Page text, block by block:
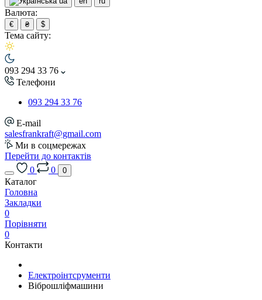
Валюта:
€ ₴ $
Тема сайту:
093 294 33 76
Телефони
093 294 33 76
E-mail
salesfrankraft@gmail.com
Ми в соцмережах
Перейти до контактів
0
0 0
Каталог
Головна
Закладки
0
Порівняти
0
Контакти
Електроінтсрументи
Віброшліфмашини